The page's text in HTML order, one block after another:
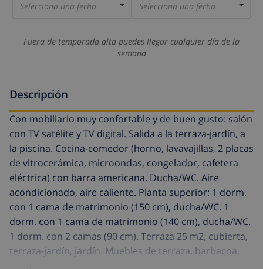
Selecciona una fecha Selecciona una fecha
Fuera de temporada alta puedes llegar cualquier día de la
semana
Descripción
Con mobiliario muy confortable y de buen gusto: salón
con TV satélite y TV digital. Salida a la terraza-jardín, a
la piscina. Cocina-comedor (horno, lavavajillas, 2 placas
de vitrocerámica, microondas, congelador, cafetera
eléctrica) con barra americana. Ducha/WC. Aire
acondicionado, aire caliente. Planta superior: 1 dorm.
con 1 cama de matrimonio (150 cm), ducha/WC. 1
dorm. con 1 cama de matrimonio (140 cm), ducha/WC.
1 dorm. con 2 camas (90 cm). Terraza 25 m2, cubierta,
terraza-jardín, jardín. Muebles de terraza, barbacoa.
Vista a la piscina. El alojamiento dispone de: lavadora.